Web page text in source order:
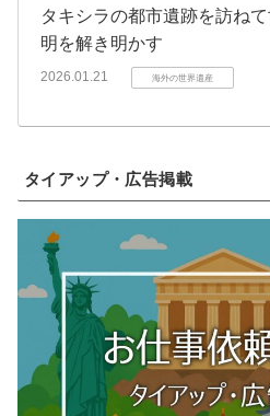
タキシラの都市遺跡を訪ね
明を解き明かす
2026.01.21 海外の世界遺産
タイアップ・広告掲載